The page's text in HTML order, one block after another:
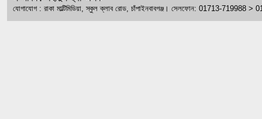
যোগাযোগ : রাকা মাল্টিমিডিয়া, স্কুল ক্লাব রোড, চাঁপাইনবাবগঞ্জ। সেলফোন: 01713-